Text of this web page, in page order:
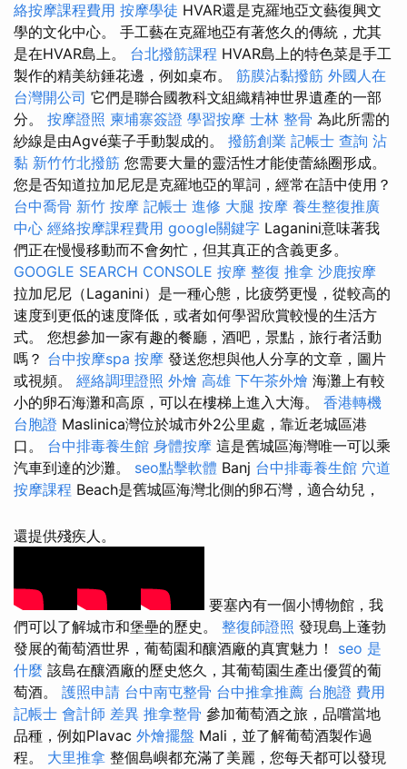
絡按摩課程費用 按摩學徒 HVAR還是克羅地亞文藝復興文
學的文化中心。 手工藝在克羅地亞有著悠久的傳統，尤其
是在HVAR島上。 台北撥筋課程 HVAR島上的特色菜是手工
製作的精美紡錘花邊，例如桌布。 筋膜沾黏撥筋 外國人在
台灣開公司 它們是聯合國教科文組織精神世界遺產的一部
分。 按摩證照 柬埔寨簽證 學習按摩 士林 整骨 為此所需的
紗線是由Agvé葉子手動製成的。 撥筋創業 記帳士 查詢 沾
黏 新竹竹北撥筋 您需要大量的靈活性才能使蕾絲圈形成。
您是否知道拉加尼尼是克羅地亞的單詞，經常在語中使用？
台中喬骨 新竹 按摩 記帳士 進修 大腿 按摩 養生整復推廣
中心 經絡按摩課程費用 google關鍵字 Laganini意味著我
們正在慢慢移動而不會匆忙，但其真正的含義更多。
GOOGLE SEARCH CONSOLE 按摩 整復 推拿 沙鹿按摩
拉加尼尼（Laganini）是一種心態，比疲勞更慢，從較高的
速度到更低的速度降低，或者如何學習欣賞較慢的生活方
式。 您想參加一家有趣的餐廳，酒吧，景點，旅行者活動
嗎？ 台中按摩spa 按摩 發送您想與他人分享的文章，圖片
或視頻。 經絡調理證照 外燴 高雄 下午茶外燴 海灘上有較
小的卵石海灘和高原，可以在樓梯上進入大海。 香港轉機
台胞證 Maslinica灣位於城市外2公里處，靠近老城區港
口。 台中排毒養生館 身體按摩 這是舊城區海灣唯一可以乘
汽車到達的沙灘。 seo點擊軟體 Banj 台中排毒養生館 穴道
按摩課程 Beach是舊城區海灣北側的卵石灣，適合幼兒，
還提供殘疾人。
要塞內有一個小博物館，我
們可以了解城市和堡壘的歷史。 整復師證照 發現島上蓬勃
發展的葡萄酒世界，葡萄園和釀酒廠的真實魅力！ seo 是
什麼 該島在釀酒廠的歷史悠久，其葡萄園生產出優質的葡
萄酒。 護照申請 台中南屯整骨 台中推拿推薦 台胞證 費用
記帳士 會計師 差異 推拿整骨 參加葡萄酒之旅，品嚐當地
品種，例如Plavac 外燴擺盤 Mali，並了解葡萄酒製作過
程。 大里推拿 整個島嶼都充滿了美麗，您每天都可以發現